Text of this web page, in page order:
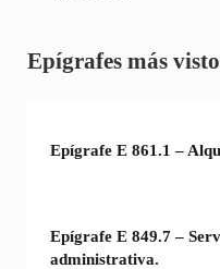
Sidebar
Epígrafes más
Epígrafe E 861.1 –
Epígrafe E 849.7 –
administrativa.